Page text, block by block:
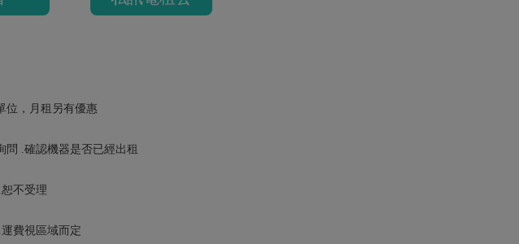
位，月租另有優惠
問 .確認機器是否已經出租
不受理
費視區域而定